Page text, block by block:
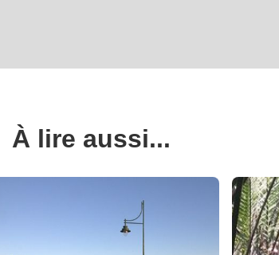
À lire aussi...